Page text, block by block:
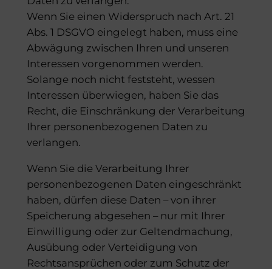
Wenn Sie einen Widerspruch nach Art. 21
Abs. 1 DSGVO eingelegt haben, muss eine
Abwägung zwischen Ihren und unseren
Interessen vorgenommen werden.
Solange noch nicht feststeht, wessen
Interessen überwiegen, haben Sie das
Recht, die Einschränkung der Verarbeitung
Ihrer personenbezogenen Daten zu
verlangen.
Wenn Sie die Verarbeitung Ihrer
personenbezogenen Daten eingeschränkt
haben, dürfen diese Daten – von ihrer
Speicherung abgesehen – nur mit Ihrer
Einwilligung oder zur Geltendmachung,
Ausübung oder Verteidigung von
Rechtsansprüchen oder zum Schutz der